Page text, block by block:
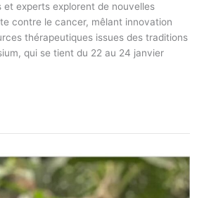
experts explorent de nouvelles
contre le cancer, mêlant innovation
thérapeutiques issues des traditions
qui se tient du 22 au 24 janvier